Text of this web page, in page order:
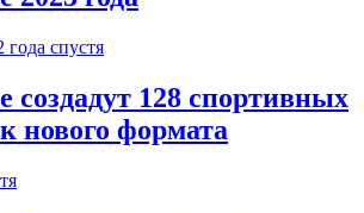
года спустя
создадут 128 спортивных
нового формата